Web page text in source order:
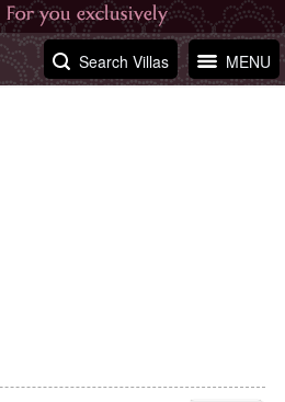
MENU
Search Villas